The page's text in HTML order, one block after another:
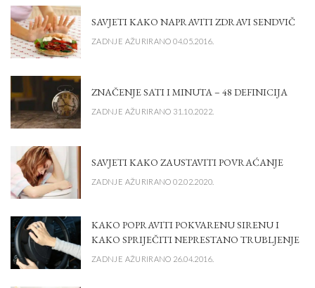
SAVJETI KAKO NAPRAVITI ZDRAVI SENDVIČ
ZADNJE AŽURIRANO 04.05.2016.
ZNAČENJE SATI I MINUTA – 48 DEFINICIJA
ZADNJE AŽURIRANO 31.10.2022.
SAVJETI KAKO ZAUSTAVITI POVRAĆANJE
ZADNJE AŽURIRANO 02.02.2020.
KAKO POPRAVITI POKVARENU SIRENU I
KAKO SPRIJEČITI NEPRESTANO TRUBLJENJE
ZADNJE AŽURIRANO 26.04.2016.